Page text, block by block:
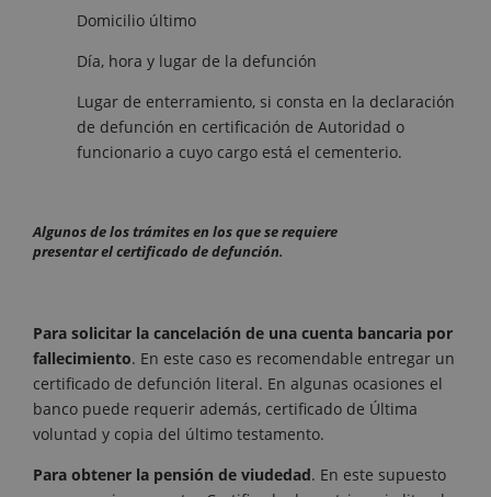
Domicilio último
Día, hora y lugar de la defunción
Lugar de enterramiento, si consta en la declaración
de defunción en certificación de Autoridad o
funcionario a cuyo cargo está el cementerio.
Algunos de los trámites en los que se requiere
presentar el certificado de defunción.
Para solicitar la cancelación de una cuenta bancaria por
fallecimiento. En este caso es recomendable entregar un
certificado de defunción literal. En algunas ocasiones el
banco puede requerir además, certificado de Última
voluntad y copia del último testamento.
Para obtener la pensión de viudedad. En este supuesto